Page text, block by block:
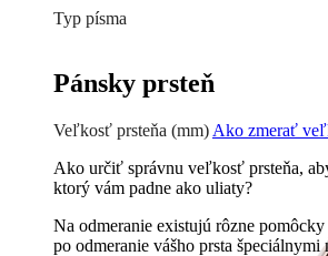
Typ písma
Pánsky prsteň
Veľkosť prsteňa (mm) Ako zmerať
Ako určiť správnu veľkosť prsteňa,
ktorý vám padne ako uliaty?
Na odmeranie existujú rôzne
po odmeranie vášho prsta